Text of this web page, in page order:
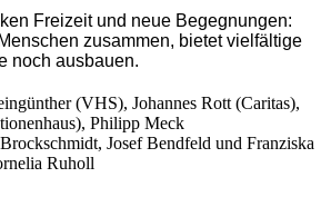
Freizeit und neue Begegnungen:
zusammen, bietet vielfältige
noch ausbauen.
(VHS), Johannes Rott (Caritas),
Philipp Meck
Josef Bendfeld und Franziska
Ruholl